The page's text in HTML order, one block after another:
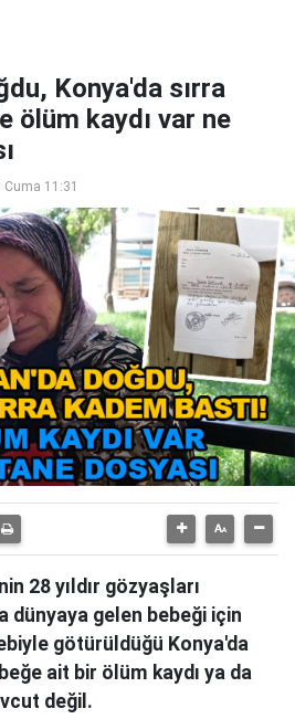
Konya'da sırra
ölüm kaydı var ne
11:31
28 yıldır gözyaşları
dünyaya gelen bebeği için
götürüldüğü Konya'da
ait bir ölüm kaydı ya da
değil.